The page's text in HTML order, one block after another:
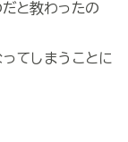
と教わったの
てしまうことに